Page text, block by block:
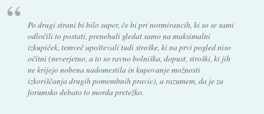
Po drugi strani bi bilo super, če bi pri normirancih, ki so se sami
odločili to postati, prenehali gledat samo na maksimalni
izkupiček, temveč upoštevali tudi stroške, ki na prvi pogled niso
očitni (neverjetno, a to so ravno bolniška, dopust, stroški, ki jih
ne krijejo nobena nadomestila in kupovanje možnosti
izkoriščanja drugih pomembnih pravic), a razumem, da je za
forumsko debato to morda pretežko.